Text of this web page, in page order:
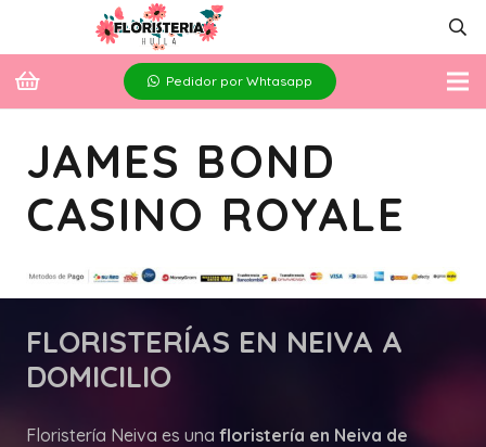
Pedidor por Whtasapp
JAMES BOND
CASINO ROYALE
FLORISTERÍAS EN NEIVA A
DOMICILIO
Floristería Neiva es una floristería en Neiva de